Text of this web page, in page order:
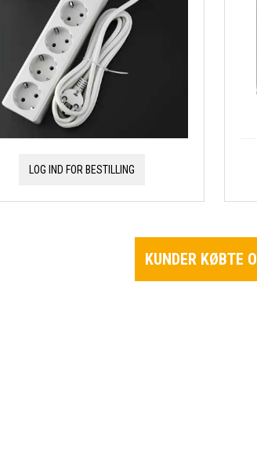
LOG IND FOR BESTILLING
KUNDER KØBTE